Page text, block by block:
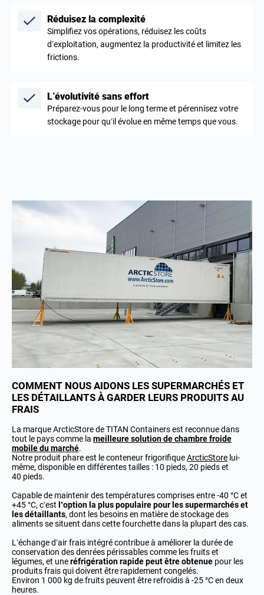
Réduisez la complexité
Simplifiez vos opérations, réduisez les coûts
d’exploitation, augmentez la productivité et limitez les
frictions.
L’évolutivité sans effort
Préparez-vous pour le long terme et pérennisez votre
stockage pour qu’il évolue en même temps que vous.
COMMENT NOUS AIDONS LES SUPERMARCHÉS ET
LES DÉTAILLANTS À GARDER LEURS PRODUITS AU
FRAIS
La marque ArcticStore de TITAN Containers est reconnue dans
tout le pays comme la meilleure solution de chambre froide
mobile du marché.
Notre produit phare est le conteneur frigorifiqueArcticStore lui-
même, disponible en différentes tailles : 10 pieds, 20 pieds et
40 pieds.
Capable de maintenir des températures comprises entre -40 °C et
+45 °C, c’est l’option la plus populaire pour les supermarchés et
les détaillants, dont les besoins en matière de stockage des
aliments se situent dans cette fourchette dans la plupart des cas.
L’échange d’air frais intégré contribue à améliorer la durée de
conservation des denrées périssables comme les fruits et
légumes, et uneréfrigération rapide peut être obtenue pour les
produits frais qui doivent être rapidement congelés.
Environ 1 000 kg de fruits peuvent être refroidis à -25 °C en deux
heures.